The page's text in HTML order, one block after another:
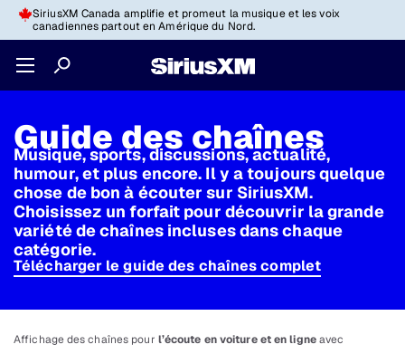
SiriusXM Canada amplifie et promeut la musique et les voix
canadiennes partout en Amérique du Nord.
Guide des chaînes
Musique, sports, discussions, actualité,
humour, et plus encore. Il y a toujours quelque
chose de bon à écouter sur SiriusXM.
Choisissez un forfait pour découvrir la grande
variété de chaînes incluses dans chaque
catégorie.
Télécharger le guide des chaînes complet
Affichage des chaînes pour l’écoute en voiture et en ligneavec